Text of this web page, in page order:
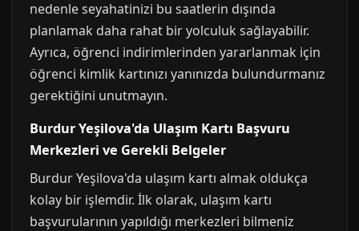
nedenle seyahatinizi bu saatlerin dışında
planlamak daha rahat bir yolculuk sağlayabilir.
Ayrıca, öğrenci indirimlerinden yararlanmak için
öğrenci kimlik kartınızı yanınızda bulundurmanız
gerektiğini unutmayın.
Burdur Yeşilova'da Ulaşım Kartı Başvuru
Merkezleri ve Gerekli Belgeler
Burdur Yeşilova'da ulaşım kartı almak oldukça
kolay bir işlemdir. İlk olarak, ulaşım kartı
başvurularının yapıldığı merkezleri bilmeniz